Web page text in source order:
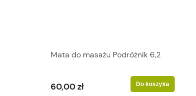
Mata do masażu Podróżnik 6,2
60,00 zł Do koszyka